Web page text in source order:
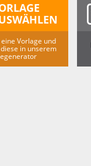
Vorlage und
in unserem